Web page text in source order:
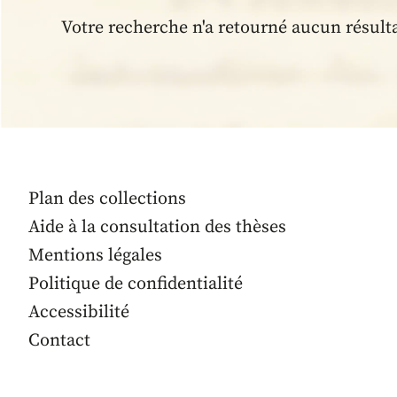
Votre recherche n'a retourné aucun
Plan des collections
Aide à la consultation des thèses
Mentions légales
Politique de confidentialité
Accessibilité
Contact